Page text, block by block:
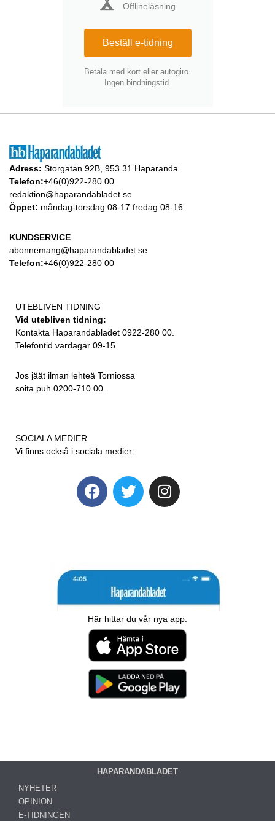
Offlineläsning
Beställ e-tidning
Betala med kort eller autogiro.
Ingen bindningstid.
Adress: Storgatan 92B, 953 31 Haparanda
Telefon:+46(0)922-280 00
redaktion@haparandabladet.se
Öppet: måndag-torsdag 08-17 fredag 08-16
KUNDSERVICE
abonnemang@haparandabladet.se
Telefon:+46(0)922-280 00
UTEBLIVEN TIDNING
Vid utebliven tidning:
Kontakta Haparandabladet 0922-280 00.
Telefontid vardagar 09-15.
Jos jäät ilman lehteä Torniossa
soita puh 0200-710 00.
SOCIALA MEDIER
Vi finns också i sociala medier:
Här hittar du vår nya app:
HAPARANDABLADET
NYHETER
OPINION
E-TIDNINGEN